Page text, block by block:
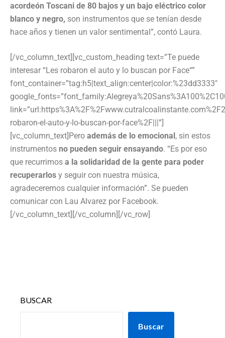
acordeón Toscani de 80 bajos y un bajo eléctrico color
blanco y negro, son instrumentos que se tenían desde
hace años y tienen un valor sentimental”, contó Laura.
[/vc_column_text][vc_custom_heading text=”Te puede
interesar “Les robaron el auto y lo buscan por Face“”
font_container=”tag:h5|text_align:center|color:%23dd3333″
robaron-el-auto-y-lo-buscan-por-face%2F|||”]
[vc_column_text]Pero además de lo emocional, sin estos
instrumentos no pueden seguir ensayando. “Es por eso
que recurrimos a la solidaridad de la gente para poder
recuperarlos y seguir con nuestra música,
agradeceremos cualquier información”. Se pueden
comunicar con Lau Alvarez por Facebook.
[/vc_column_text][/vc_column][/vc_row]
BUSCAR
Buscar